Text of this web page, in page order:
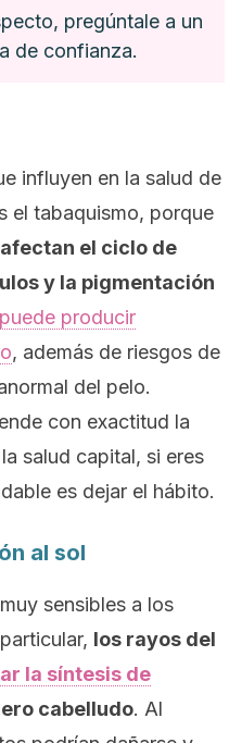
pregúntale a un
de confianza.
influyen en la salud de
el tabaquismo, porque
afectan el ciclo de
y la pigmentación
puede producir
, además de riesgos de
del pelo.
con exactitud la
salud capital, si eres
es dejar el hábito.
al sol
sensibles a los
los rayos del
la síntesis de
cabelludo. Al